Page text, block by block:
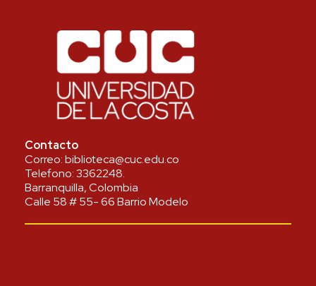
Contacto
Correo:biblioteca@cuc.edu.co
Telefono:3362248.
Barranquilla, Colombia
Calle 58 # 55- 66 Barrio Modelo